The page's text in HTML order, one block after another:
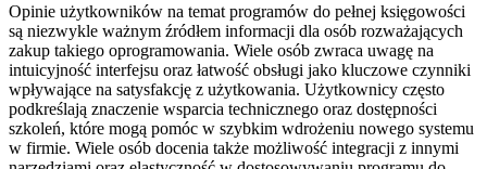
Opinie użytkowników na temat programów do pełnej księgowości
są niezwykle ważnym źródłem informacji dla osób rozważających
zakup takiego oprogramowania. Wiele osób zwraca uwagę na
intuicyjność interfejsu oraz łatwość obsługi jako kluczowe czynniki
wpływające na satysfakcję z użytkowania. Użytkownicy często
podkreślają znaczenie wsparcia technicznego oraz dostępności
szkoleń, które mogą pomóc w szybkim wdrożeniu nowego systemu
w firmie. Wiele osób docenia także możliwość integracji z innymi